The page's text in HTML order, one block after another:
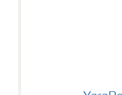
YaraBela EXTRAN